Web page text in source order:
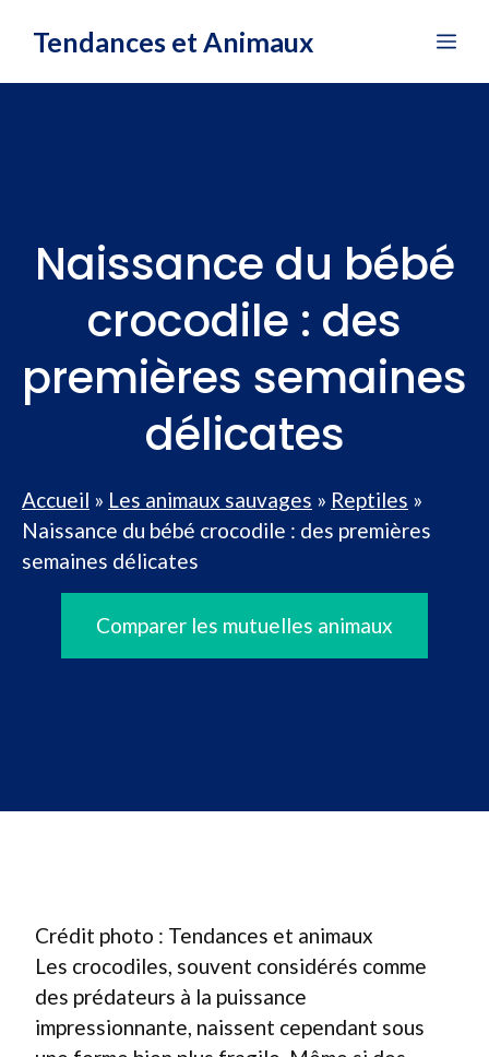
Tendances et Animaux
Naissance du bébé
crocodile : des
premières semaines
délicates
Accueil » Les animaux sauvages » Reptiles »
Naissance du bébé crocodile : des premières
semaines délicates
Comparer les mutuelles animaux
Crédit photo : Tendances et animaux
Les crocodiles, souvent considérés comme
des prédateurs à la puissance
impressionnante, naissent cependant sous